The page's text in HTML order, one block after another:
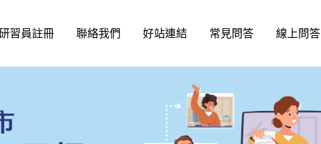
習員註冊 聯絡我們 好站連結 常見問答 線上問答